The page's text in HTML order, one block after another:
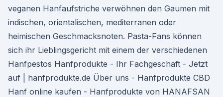
veganen Hanfaufstriche verwöhnen den Gaumen mit
indischen, orientalischen, mediterranen oder
heimischen Geschmacksnoten. Pasta-Fans können
sich ihr Lieblingsgericht mit einem der verschiedenen
Hanfpestos Hanfprodukte - Ihr Fachgeschäft - Jetzt
auf | hanfprodukte.de Über uns - Hanfprodukte CBD
Hanf online kaufen - Hanfprodukte von HANAFSAN